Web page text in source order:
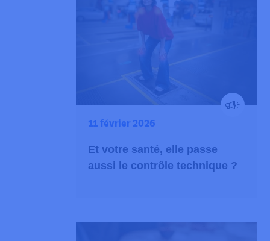
11 février 2026
Et votre santé, elle passe
aussi le contrôle technique ?